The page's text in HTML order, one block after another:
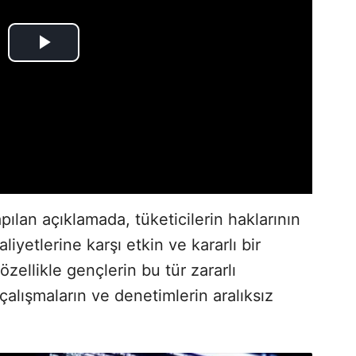
açıklamada, tüketicilerin haklarının
karşı etkin ve kararlı bir
gençlerin bu tür zararlı
ve denetimlerin aralıksız